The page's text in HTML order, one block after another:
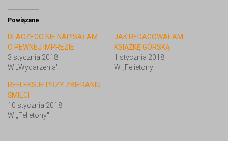
Powiązane
DLACZEGO NIE NAPISAŁAM
O PEWNEJ IMPREZIE
3 stycznia 2018
W „Wydarzenia"
JAK REDAGOWAŁAM
KSIĄŻKĘ GÓRSKĄ
1 stycznia 2018
W „Felietony"
REFLEKSJE PRZY ZBIERANIU
ŚMIECI
10 stycznia 2018
W „Felietony"